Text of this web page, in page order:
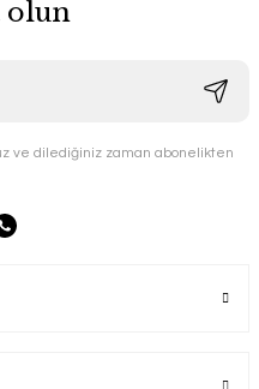
olun
ve dilediğiniz zaman abonelikten